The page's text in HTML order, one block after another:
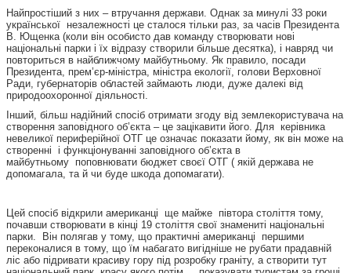
Найпростіший з них – втручання держави. Однак за минулі 33 роки
української незалежності це сталося тільки раз, за часів Президента
В. Ющенка (коли він особисто дав команду створювати нові
національні парки і їх відразу створили більше десятка), і навряд чи
повториться в найближчому майбутньому. Як правило, посади
Президента, прем’єр-міністра, міністра екології, голови Верховної
Ради, губернаторів областей займають люди, дуже далекі від
природоохоронної діяльності.
Інший, більш надійний спосіб отримати згоду від землекористувача на
створення заповідного об’єкта – це зацікавити його. Для керівника
невеликої периферійної ОТГ це означає показати йому, як він може на
створенні і функціонуванні заповідного об’єкта в
майбутньому поповнювати бюджет своєї ОТГ ( якій держава не
допомагала, та й чи буде шкода допомагати).
Цей спосіб відкрили американці ще майже півтора століття тому,
почавши створювати в кінці 19 століття свої знамениті національні
парки. Він полягав у тому, що практичні американці першими
переконалися в тому, що їм набагато вигідніше не рубати прадавній
ліс або підривати красиву гору під розробку граніту, а створити тут